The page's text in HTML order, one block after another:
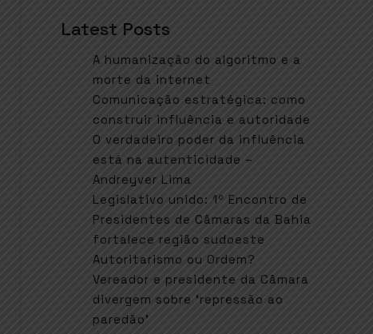
Latest Posts
A humanização do algoritmo e a
morte da internet
Comunicação estratégica: como
construir influência e autoridade
O verdadeiro poder da influência
está na autenticidade –
Andreyver Lima
Legislativo unido: 1º Encontro de
Presidentes de Câmaras da Bahia
fortalece região sudoeste
Autoritarismo ou Ordem?
Vereador e presidente da Câmara
divergem sobre ‘repressão ao
paredão’